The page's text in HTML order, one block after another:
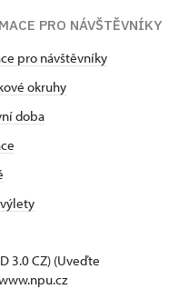
PRO NÁVŠTĚVNÍKY
pro návštěvníky
okruhy
doba
3.0 CZ) (Uveďte